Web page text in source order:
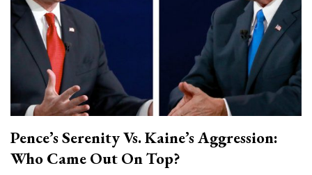
Pence’s Serenity Vs. Kaine’s Aggression:
Who Came Out On Top?